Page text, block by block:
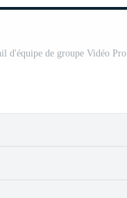
d'équipe de groupe Vidéo Pro